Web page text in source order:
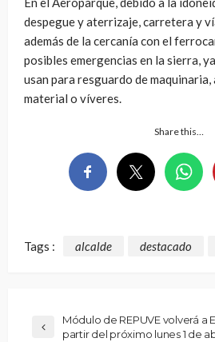
despegue y aterrizaje, carretera y
además de la cercanía con el
posibles emergencias en la sierra,
usan para resguardo de
material o víveres.
Share this…
Tags : alcalde destacado
Módulo de REPUVE volverá a
partir del próximo lunes 1 de